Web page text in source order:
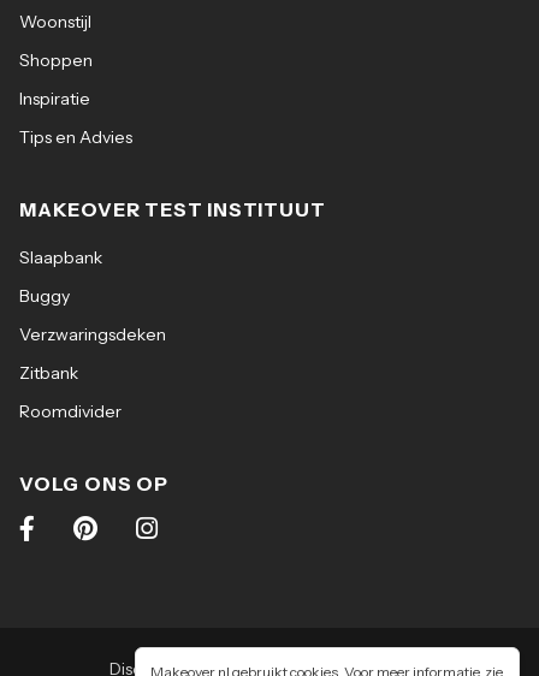
Makeover.nl gebruikt cookies. Voor meer informatie, zie
Woonstijl
Shoppen
Inspiratie
Tips en Advies
MAKEOVER TEST INSTITUUT
Slaapbank
Buggy
Verzwaringsdeken
Zitbank
Roomdivider
VOLG ONS OP
Disclaimer | Algemene voorwaarden |